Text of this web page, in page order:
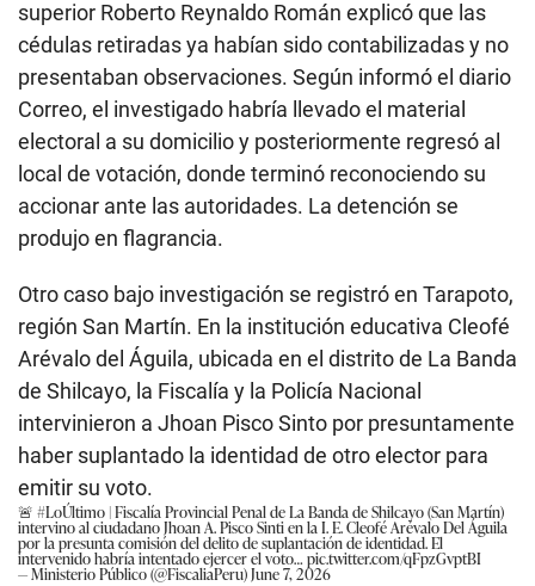
superior Roberto Reynaldo Román explicó que las
cédulas retiradas ya habían sido contabilizadas y no
presentaban observaciones. Según informó el diario
Correo, el investigado habría llevado el material
electoral a su domicilio y posteriormente regresó al
local de votación, donde terminó reconociendo su
accionar ante las autoridades. La detención se
produjo en flagrancia.
Otro caso bajo investigación se registró en Tarapoto,
región San Martín. En la institución educativa Cleofé
Arévalo del Águila, ubicada en el distrito de La Banda
de Shilcayo, la Fiscalía y la Policía Nacional
intervinieron a Jhoan Pisco Sinto por presuntamente
haber suplantado la identidad de otro elector para
emitir su voto.
🚨 #LoÚltimo | Fiscalía Provincial Penal de La Banda de Shilcayo (San Martín)
intervino al ciudadano Jhoan A. Pisco Sinti en la I. E. Cleofé Arévalo Del Águila
por la presunta comisión del delito de suplantación de identidad. El
intervenido habría intentado ejercer el voto… pic.twitter.com/qFpzGvptBI
— Ministerio Público (@FiscaliaPeru)June 7, 2026